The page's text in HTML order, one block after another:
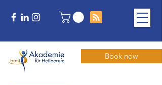
Book now